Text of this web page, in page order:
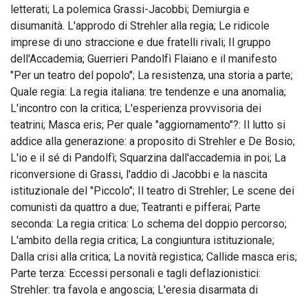
letterati; La polemica Grassi-Jacobbi; Demiurgia e
disumanità. L'approdo di Strehler alla regia; Le ridicole
imprese di uno straccione e due fratelli rivali; Il gruppo
dell'Accademia; Guerrieri Pandolfì Flaiano e il manifesto
"Per un teatro del popolo"; La resistenza, una storia a parte;
Quale regia: La regia italiana: tre tendenze e una anomalia;
L'incontro con la critica; L'esperienza provvisoria dei
teatrini; Masca eris; Per quale "aggiornamento"?: Il lutto si
addice alla generazione: a proposito di Strehler e De Bosio;
L'io e il sé di Pandolfì; Squarzina dall'accademia in poi; La
riconversione di Grassi, l'addio di Jacobbi e la nascita
istituzionale del "Piccolo"; Il teatro di Strehler; Le scene dei
comunisti da quattro a due; Teatranti e pifferai; Parte
seconda: La regia critica: Lo schema del doppio percorso;
L'ambito della regia critica; La congiuntura istituzionale;
Dalla crisi alla critica; La novità registica; Callide masca eris;
Parte terza: Eccessi personali e tagli deflazionistici:
Strehler: tra favola e angoscia; L'eresia disarmata di